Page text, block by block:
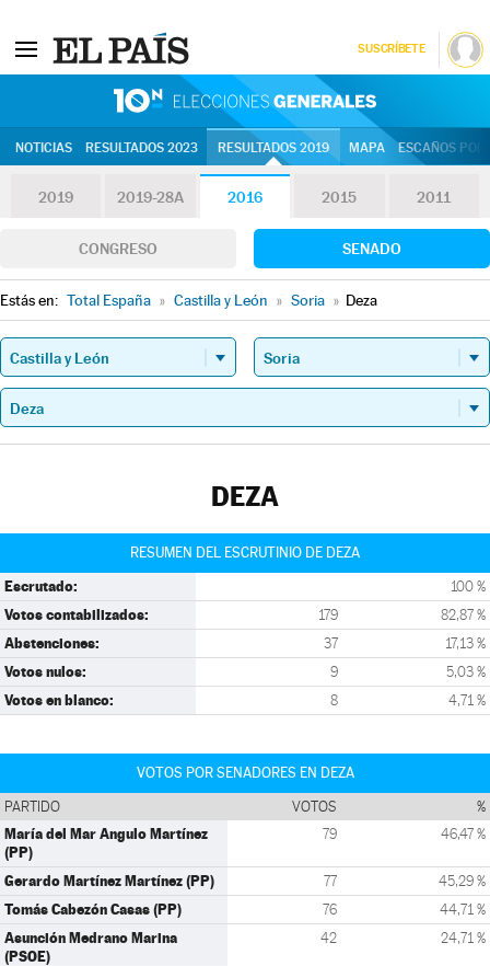
SUSCRÍBETE
NOTICIAS RESULTADOS 2023 RESULTADOS 2019 MAPA ESCAÑOS
2019 2019-28A 2016 2015 2011
CONGRESO SENADO
Estás en: Total España » Castilla y León » Soria » Deza
DEZA
RESUMEN DEL ESCRUTINIO DE DEZA
Escrutado: 100 %
Votos contabilizados: 179 82,87 %
Abstenciones: 37 17,13 %
Votos nulos: 9 5,03 %
Votos en blanco: 8 4,71 %
VOTOS POR SENADORES EN DEZA
PARTIDO VOTOS %
María del Mar Angulo Martínez
(PP)
79 46,47 %
Gerardo Martínez Martínez (PP) 77 45,29 %
Tomás Cabezón Casas (PP) 76 44,71 %
Asunción Medrano Marina
(PSOE)
42 24,71 %